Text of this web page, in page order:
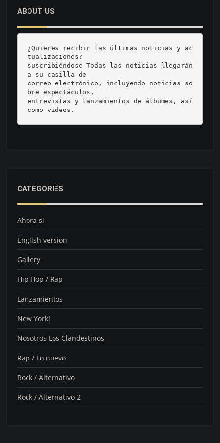
ABOUT US
¿Quieres recibir las últimas noticias y ac
tualizaciones?
suscribiéndose Todas las noticias llegarán
a su casilla de
correo electrónico, incluyendo noticias so
bre espectáculos,
entrevistas y lanzamientos de álbumes, así
como videos.
CATEGORIES
Ahora si
English version
Gallery
Hip Hop / Rap
Lanzamientos
New York!
Nosotros Los Clandestinos
Rap / Lo nuevo
Rock / Alternativo
Rock / Alternativo 2